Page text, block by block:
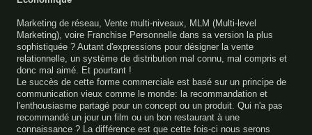
Marketing de réseau, Vente multi-niveaux, MLM (Multi-level
Marketing), voire Franchise Personnelle dans sa version la plus
sophistiquée ? Autant d'expressions pour désigner la vente
relationnelle, un système de distribution mal connu, mal compris et
donc mal aimé. Et pourtant !
Le succès de cette forme commerciale est basé sur un principe de
communication vieux comme le monde: la recommandation et
l'enthousiasme partagé pour un concept ou un produit. Qui n'a pas
recommandé un jour un film ou un bon restaurant à une
connaissance ? La différence est que cette fois-ci nous serons